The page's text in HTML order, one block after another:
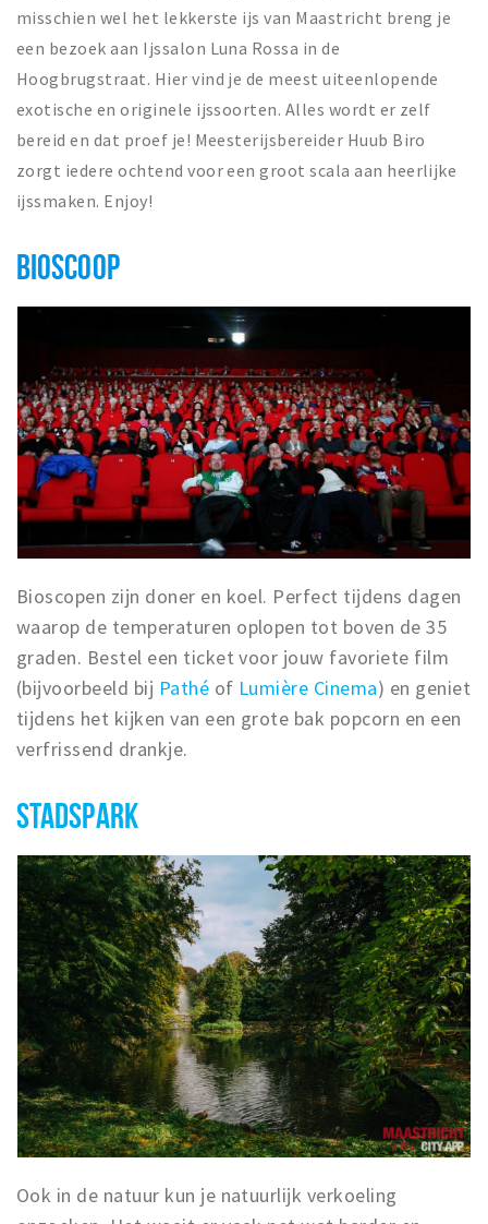
misschien wel het lekkerste ijs van Maastricht breng je
een bezoek aan Ijssalon Luna Rossa in de
Hoogbrugstraat. Hier vind je de meest uiteenlopende
exotische en originele ijssoorten. Alles wordt er zelf
bereid en dat proef je! Meesterijsbereider Huub Biro
zorgt iedere ochtend voor een groot scala aan heerlijke
ijssmaken. Enjoy!
BIOSCOOP
Bioscopen zijn doner en koel. Perfect tijdens dagen
waarop de temperaturen oplopen tot boven de 35
graden. Bestel een ticket voor jouw favoriete film
(bijvoorbeeld bij Pathé of Lumière Cinema) en geniet
tijdens het kijken van een grote bak popcorn en een
verfrissend drankje.
STADSPARK
Ook in de natuur kun je natuurlijk verkoeling